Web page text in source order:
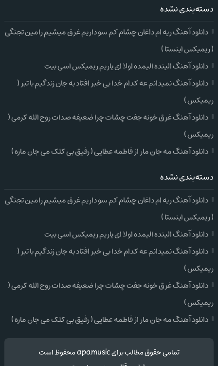
دسته‌بندی نشده
دانلود آهنگ ریه ام داغان چشام کم سو داریم غرق میشیم رامین تجنگی
( ریمیکس اینستا )
دانلود آهنگ الینده الیمده اولا ای یاریم ریمیکس اسی بیت
دانلود آهنگ نمیدانم عه کدام خدا بی خبر افتاد به جان زندگیم با تبر (
ریمیکس )
دانلود آهنگ غرق خونه جفت چشات چرا ضعیفه صدات روح الله کرمی (
ریمیکس )
دانلود آهنگ مه جان مار از فاطمه عطایی ( رفیق بی کلک می جان ماره )
دسته‌بندی نشده
دانلود آهنگ ریه ام داغان چشام کم سو داریم غرق میشیم رامین تجنگی
( ریمیکس اینستا )
دانلود آهنگ الینده الیمده اولا ای یاریم ریمیکس اسی بیت
دانلود آهنگ نمیدانم عه کدام خدا بی خبر افتاد به جان زندگیم با تبر (
ریمیکس )
دانلود آهنگ غرق خونه جفت چشات چرا ضعیفه صدات روح الله کرمی (
ریمیکس )
دانلود آهنگ مه جان مار از فاطمه عطایی ( رفیق بی کلک می جان ماره )
تمامی حقوق مطالب برای apamusic محفوظ است